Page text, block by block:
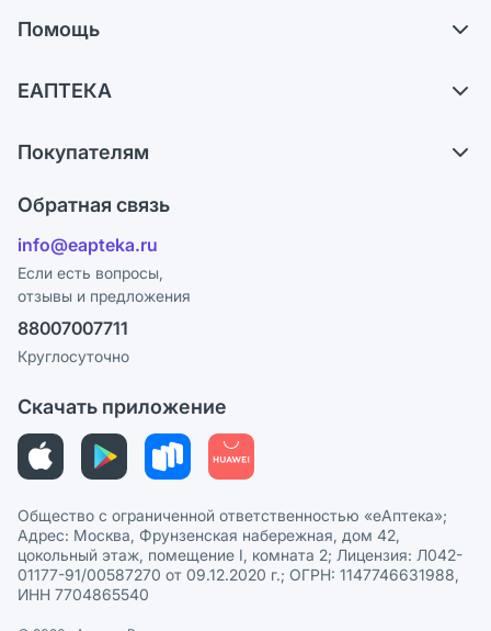
Помощь
Самовывоз из аптек
Ответы на вопросы
Блог
ЕАПТЕКА
Карьера
Поставщики
Лицензия
Реклама на сайте
Ваши товары на ЕАПТЕКЕ
Покупателям
Программа СберСпасибо
Политика конфиденциальности
Пользовательское соглашение
Политика рекомендаций
Этика и соответствие
Политика в отношении обработки персональных данных
Обратная связь
info@eapteka.ru
Если есть вопросы,
отзывы и предложения
88007007711
Круглосуточно
Скачать приложение
Общество с ограниченной ответственностью «еАптека»;
Адрес: Москва, Фрунзенская набережная, дом 42,
цокольный этаж, помещение I, комната 2; Лицензия: Л042-
01177-91/00587270 от 09.12.2020 г.; ОГРН: 1147746631988,
ИНН 7704865540